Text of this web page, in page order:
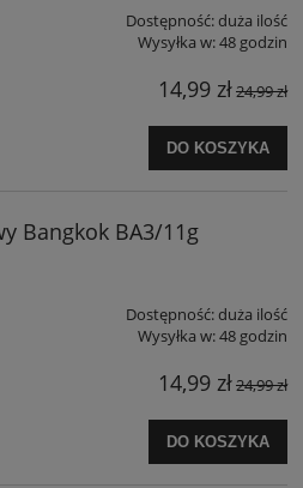
Dostępność:duża ilość
Wysyłka w:48 godzin
14,99 zł24,99 zł
DO KOSZYKA
Bangkok BA3/11g
Dostępność:duża ilość
Wysyłka w:48 godzin
14,99 zł24,99 zł
DO KOSZYKA